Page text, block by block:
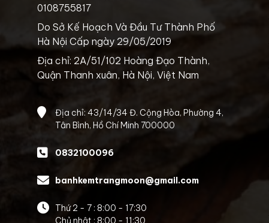
0108755817
Do Sở Kế Hoạch Và Đầu Tư Thành Phố
Hà Nội Cấp ngày 29/05/2019
Địa chỉ: 2A/51/102 Hoàng Đạo Thành,
Quận Thanh xuân, Hà Nội, Việt Nam
Địa chỉ: 43/14/34 Đ. Cộng Hòa, Phường 4,
Tân Bình, Hồ Chí Minh 700000
0832100096
banhkemtrangmoon@gmail.com
Thứ 2 - 7 : 8:00 - 17:30
Chủ nhật : 8:00 - 11:30